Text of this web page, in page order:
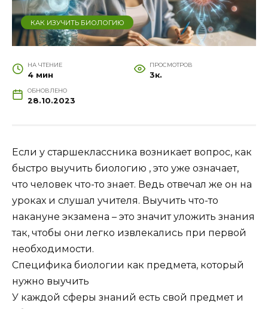
КАК ИЗУЧИТЬ БИОЛОГИЮ
НА ЧТЕНИЕ
4 мин
ПРОСМОТРОВ
3к.
ОБНОВЛЕНО
28.10.2023
Если у старшеклассника возникает вопрос, как
быстро выучить биологию , это уже означает,
что человек что-то знает. Ведь отвечал же он на
уроках и слушал учителя. Выучить что-то
накануне экзамена – это значит уложить знания
так, чтобы они легко извлекались при первой
необходимости.
Специфика биологии как предмета, который
нужно выучить
У каждой сферы знаний есть свой предмет и